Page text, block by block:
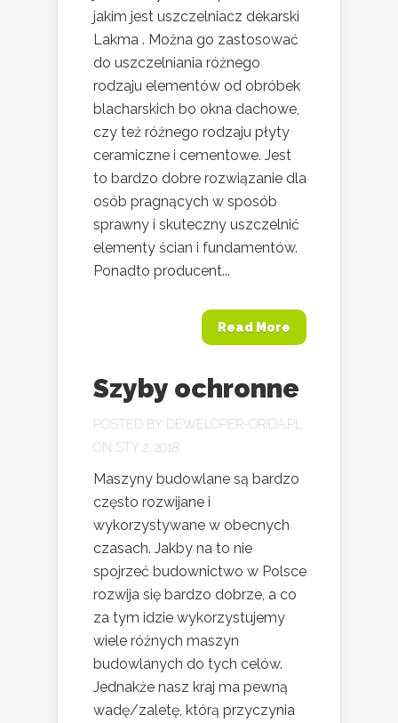
jakim jest uszczelniacz dekarski
Lakma . Można go zastosować
do uszczelniania różnego
rodzaju elementów od obróbek
blacharskich bo okna dachowe,
czy też różnego rodzaju płyty
ceramiczne i cementowe. Jest
to bardzo dobre rozwiązanie dla
osób pragnących w sposób
sprawny i skuteczny uszczelnić
elementy ścian i fundamentów.
Ponadto producent...
Read More
Szyby ochronne
POSTED BY DEWELOPER-ORIDA.PL
ON STY 2, 2018
Maszyny budowlane są bardzo
często rozwijane i
wykorzystywane w obecnych
czasach. Jakby na to nie
spojrzeć budownictwo w Polsce
rozwija się bardzo dobrze, a co
za tym idzie wykorzystujemy
wiele różnych maszyn
budowlanych do tych celów.
Jednakże nasz kraj ma pewną
wadę/zaletę, którą przyczynia